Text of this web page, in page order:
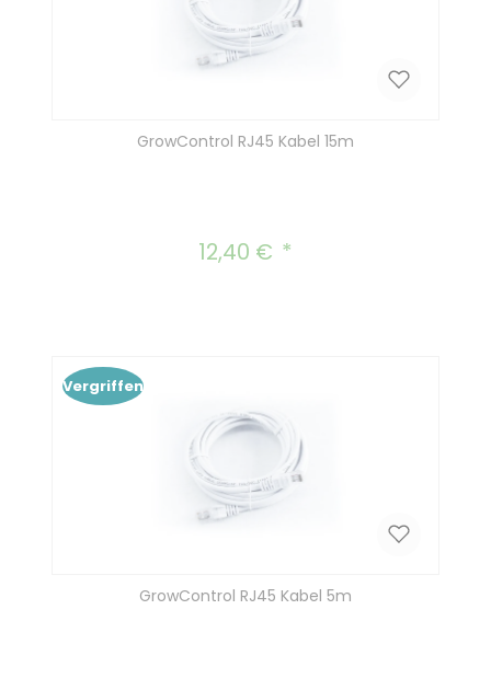
GrowControl RJ45 Kabel 15m
Regulärer Preis:
12,40 €
Vergriffen
GrowControl RJ45 Kabel 5m